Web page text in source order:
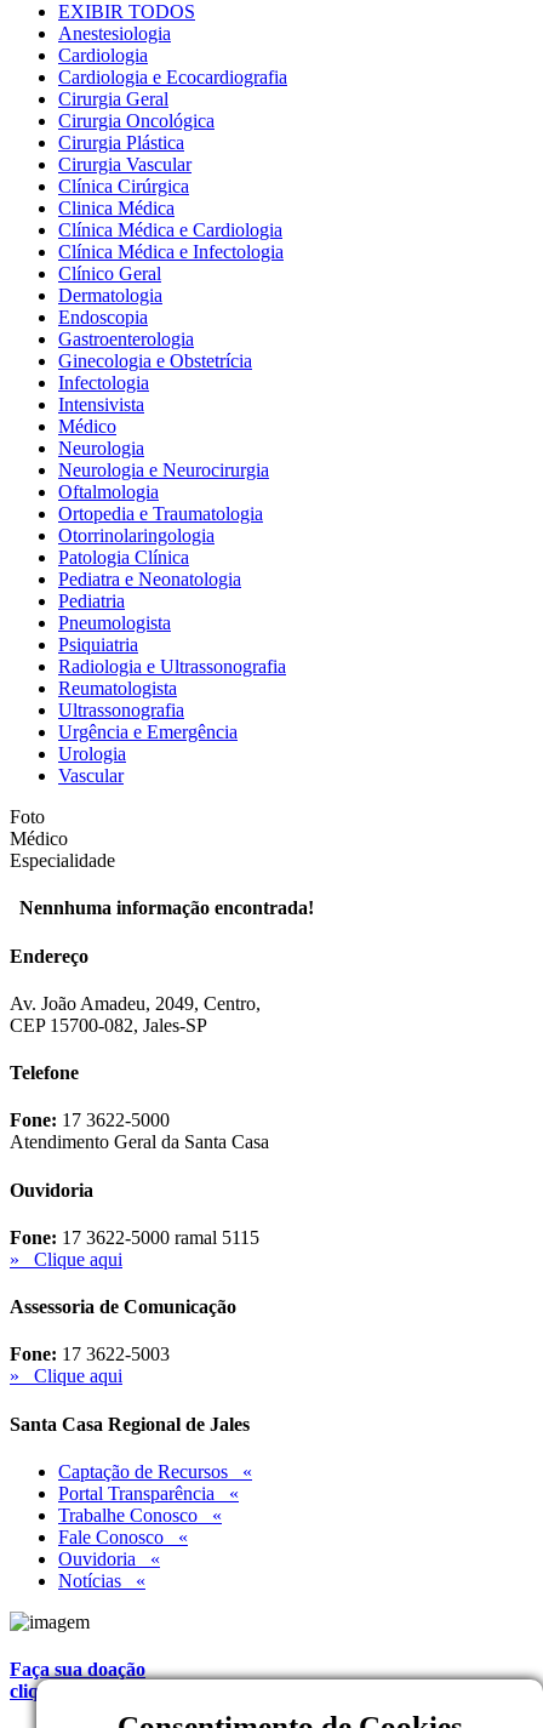
EXIBIR TODOS
Anestesiologia
Cardiologia
Cardiologia e Ecocardiografia
Cirurgia Geral
Cirurgia Oncológica
Cirurgia Plástica
Cirurgia Vascular
Clínica Cirúrgica
Clinica Médica
Clínica Médica e Cardiologia
Clínica Médica e Infectologia
Clínico Geral
Dermatologia
Endoscopia
Gastroenterologia
Ginecologia e Obstetrícia
Infectologia
Intensivista
Médico
Neurologia
Neurologia e Neurocirurgia
Oftalmologia
Ortopedia e Traumatologia
Otorrinolaringologia
Patologia Clínica
Pediatra e Neonatologia
Pediatria
Pneumologista
Psiquiatria
Radiologia e Ultrassonografia
Reumatologista
Ultrassonografia
Urgência e Emergência
Urologia
Vascular
Foto
Médico
Especialidade
Nennhuma informação encontrada!
Endereço
Av. João Amadeu, 2049, Centro,
CEP 15700-082, Jales-SP
Telefone
Fone: 17 3622-5000
Atendimento Geral da Santa Casa
Ouvidoria
Fone: 17 3622-5000 ramal 5115
» Clique aqui
Assessoria de Comunicação
Fone: 17 3622-5003
» Clique aqui
Santa Casa Regional de Jales
Captação de Recursos «
Portal Transparência «
Trabalhe Conosco «
Fale Conosco «
Ouvidoria «
Notícias «
Faça sua doação
clique aqui